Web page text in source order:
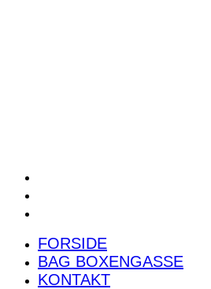
FORSIDE
BAG BOXENGASSE
KONTAKT